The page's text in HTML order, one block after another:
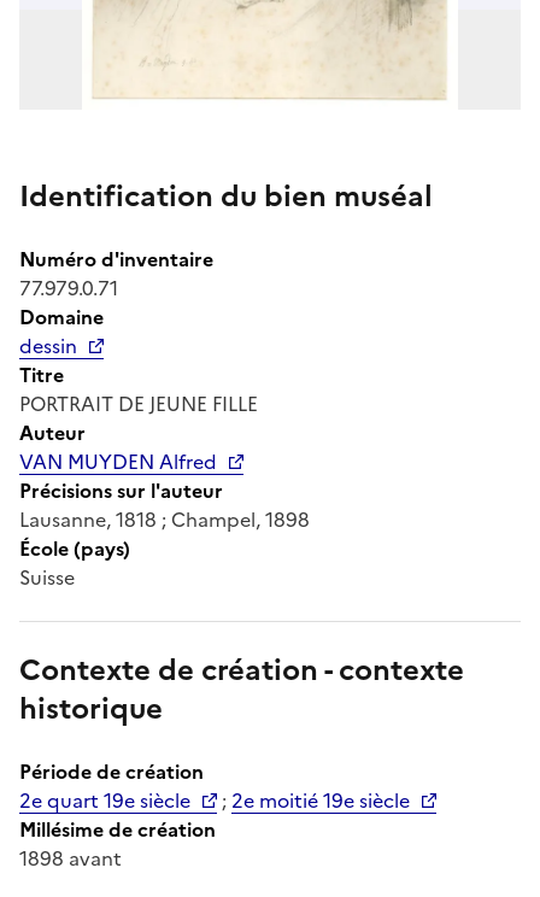
Identification du bien muséal
Numéro d'inventaire
77.979.0.71
Domaine
dessin
Titre
PORTRAIT DE JEUNE FILLE
Auteur
VAN MUYDEN Alfred
Précisions sur l'auteur
Lausanne, 1818 ; Champel, 1898
École (pays)
Suisse
Contexte de création - contexte
historique
Période de création
2e quart 19e siècle
; 2e moitié 19e siècle
Millésime de création
1898 avant